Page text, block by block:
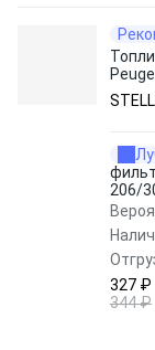
206/
327 ₽
344 ₽